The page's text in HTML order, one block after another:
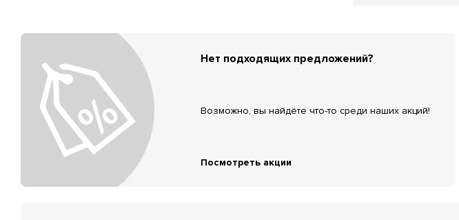
Нет подходящих предложений?
Возможно, вы найдёте что-то среди наших акций!
Посмотреть акции